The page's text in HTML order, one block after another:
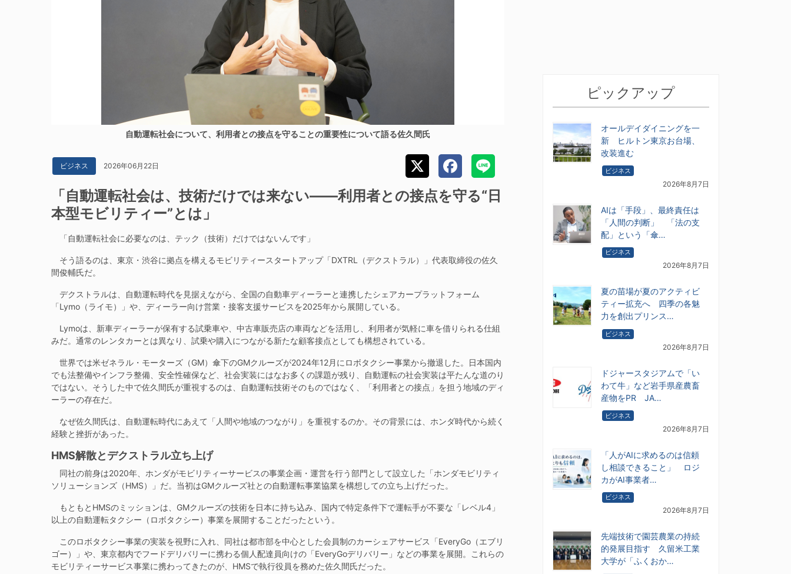
自動運転社会について、利用者との接点を守ることの重要性について語る佐久間氏
ビジネス 2026年06月22日
「自動運転社会は、技術だけでは来ない――利用者との接点を守る“日
本型モビリティー”とは」
「自動運転社会に必要なのは、テック（技術）だけではないんです」
そう語るのは、東京・渋谷に拠点を構えるモビリティースタートアップ「DXTRL（デクストラル）」代表取締役の佐久
間俊輔氏だ。
デクストラルは、自動運転時代を見据えながら、全国の自動車ディーラーと連携したシェアカープラットフォーム
「Lymo（ライモ）」や、ディーラー向け営業・接客支援サービスを2025年から展開している。
Lymoは、新車ディーラーが保有する試乗車や、中古車販売店の車両などを活用し、利用者が気軽に車を借りられる仕組
みだ。通常のレンタカーとは異なり、試乗や購入につながる新たな顧客接点としても構想されている。
世界では米ゼネラル・モーターズ（GM）傘下のGMクルーズが2024年12月にロボタクシー事業から撤退した。日本国内
でも法整備やインフラ整備、安全性確保など、社会実装にはなお多くの課題が残り、自動運転の社会実装は平たんな道のり
ではない。そうした中で佐久間氏が重視するのは、自動運転技術そのものではなく、「利用者との接点」を担う地域のディ
ーラーの存在だ。
なぜ佐久間氏は、自動運転時代にあえて「人間や地域のつながり」を重視するのか。その背景には、ホンダ時代から続く
経験と挫折があった。
HMS解散とデクストラル立ち上げ
同社の前身は2020年、ホンダがモビリティーサービスの事業企画・運営を行う部門として設立した「ホンダモビリティ
ソリューションズ（HMS）」だ。当初はGMクルーズ社との自動運転事業協業を構想しての立ち上げだった。
もともとHMSのミッションは、GMクルーズの技術を日本に持ち込み、国内で特定条件下で運転手が不要な「レベル4」
以上の自動運転タクシー（ロボタクシー）事業を展開することだったという。
このロボタクシー事業の実装を視野に入れ、同社は都市部を中心とした会員制のカーシェアサービス「EveryGo（エブリ
ゴー）」や、東京都内でフードデリバリーに携わる個人配達員向けの「EveryGoデリバリー」などの事業を展開。これらの
モビリティーサービス事業に携わってきたのが、HMSで執行役員を務めた佐久間氏だった。
ピックアップ
オールデイダイニングを一
新 ヒルトン東京お台場、
改装進む
ビジネス
2026年8月7日
AIは「手段」、最終責任は
「人間の判断」 「法の支
配」という「傘…
ビジネス
2026年8月7日
夏の苗場が夏のアクティビ
ティー拡充へ 四季の各魅
力を創出プリンス…
ビジネス
2026年8月7日
ドジャースタジアムで「い
わて牛」など岩手県産農畜
産物をPR JA…
ビジネス
2026年8月7日
「人がAIに求めるのは信頼
し相談できること」 ロジ
カがAI事業者…
ビジネス
2026年8月7日
先端技術で園芸農業の持続
的発展目指す 久留米工業
大学が「ふくおか…